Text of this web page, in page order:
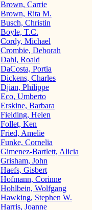
Brown, Carrie
Brown, Rita M.
Busch, Christin
Boyle, T.C.
Cordy, Michael
Crombie, Deborah
Dahl, Roald
DaCosta, Portia
Dickens, Charles
Djian, Philippe
Eco, Umberto
Erskine, Barbara
Fielding, Helen
Follet, Ken
Fried, Amelie
Funke, Cornelia
Gimenez-Bartlett, Alicia
Grisham, John
Haefs, Gisbert
Hofmann, Corinne
Hohlbein, Wolfgang
Hawking, Stephen W.
Harris, Joanne